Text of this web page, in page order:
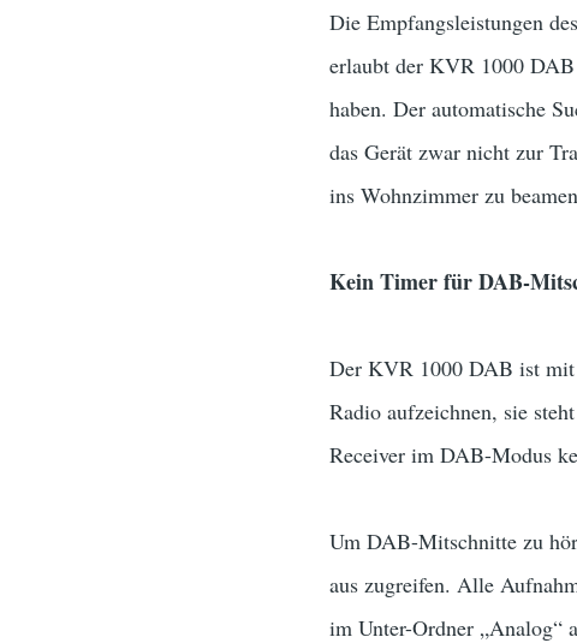
Die Empfangsleistungen
erlaubt der KVR 1000
haben. Der automatische
das Gerät zwar nicht zur
ins Wohnzimmer zu
Kein Timer für DAB-
Der KVR 1000 DAB ist mit
Radio aufzeichnen, sie
Receiver im DAB-Modus
Um DAB-Mitschnitte zu
aus zugreifen. Alle
im Unter-Ordner „Analog“